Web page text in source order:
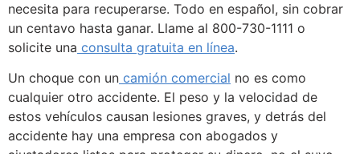
necesita para recuperarse. Todo en español, sin cobrar
un centavo hasta ganar. Llame al 800-730-1111 o
solicite una consulta gratuita en línea.
Un choque con un camión comercial no es como
cualquier otro accidente. El peso y la velocidad de
estos vehículos causan lesiones graves, y detrás del
accidente hay una empresa con abogados y